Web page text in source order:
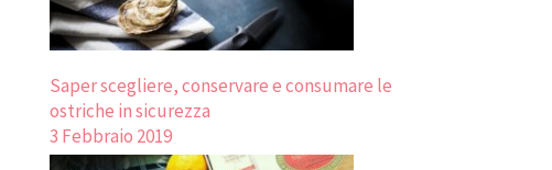
Saper scegliere, conservare e consumare le
ostriche in sicurezza
3 Febbraio 2019